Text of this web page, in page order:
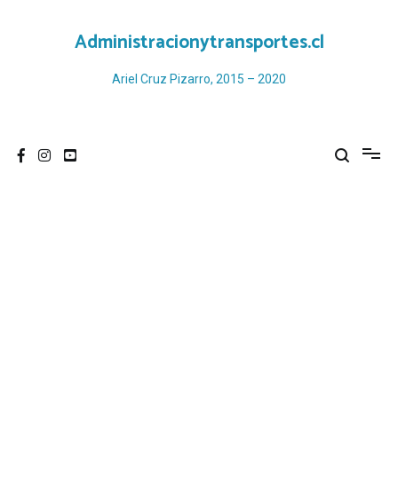
Administracionytransportes.cl
Ariel Cruz Pizarro, 2015 – 2020